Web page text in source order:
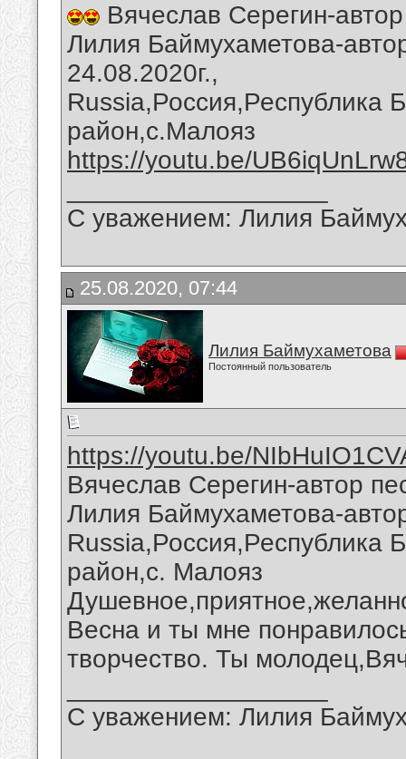
Вячеслав Серегин-
Лилия Баймухаметова-
24.08.2020г.,
Russia,Россия,Республика
район,с.Малояз
https://youtu.be/
С уважением: Лилия
25.08.2020, 07:44
Лилия Баймухаметова
Постоянный пользователь
https://youtu.be/
Вячеслав Серегин-автор
Лилия Баймухаметова-
Russia,Россия,Республика
район,с. Малояз
Весна и ты мне
творчество. Ты
С уважением: Лилия